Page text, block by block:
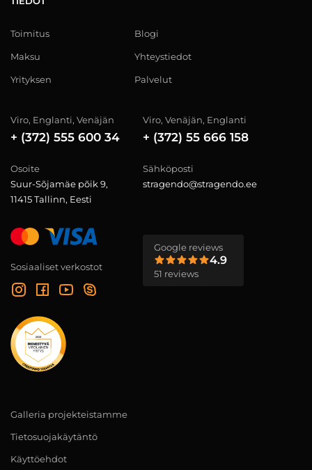
Toimitus
Maksu
Yrityksen
Blogi
Yhteystiedot
Palvelut
Viro, Englanti, Venäjän
+ (372) 555 600 34
Viro, Venäjän, Englanti
+ (372) 55 666 158
Osoite
Suur-Sõjamäe põik 9,
11415 Tallinn, Eesti
Sähköposti
stragendo@stragendo.ee
Sosiaaliset verkostot
Google reviews
4.9
51 reviews
Galleria projekteistamme
Tietosuojakäytäntö
Käyttöehdot